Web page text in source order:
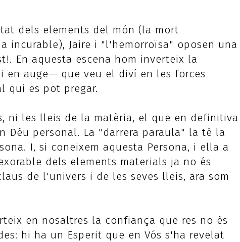
dels elements del món (la mort
incurable), Jaire i "l'hemorroïsa" oposen una
En aquesta escena hom inverteix la
en auge— que veu el diví en les forces
qui es pot pregar.
ni les lleis de la matèria, el que en definitiva
Déu personal. La "darrera paraula" la té la
I, si coneixem aquesta Persona, i ella a
dels elements materials ja no és
de l'univers i de les seves lleis, ara som
en nosaltres la confiança que res no és
hi ha un Esperit que en Vós s'ha revelat